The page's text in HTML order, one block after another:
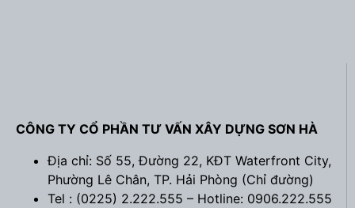
CÔNG TY CỔ PHẦN TƯ VẤN XÂY DỰNG SƠN HÀ
Địa chỉ: Số 55, Đường 22, KĐT Waterfront City,
Phường Lê Chân, TP. Hải Phòng (Chỉ đường)
Tel : (0225) 2.222.555 – Hotline: 0906.222.555